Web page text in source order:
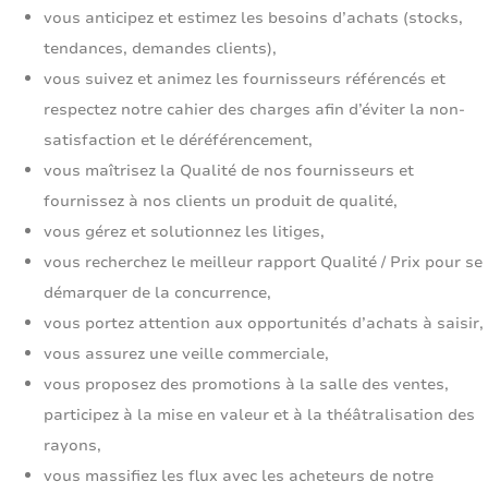
vous anticipez et estimez les besoins d’achats (stocks,
tendances, demandes clients),
vous suivez et animez les fournisseurs référencés et
respectez notre cahier des charges afin d’éviter la non-
satisfaction et le déréférencement,
vous maîtrisez la Qualité de nos fournisseurs et
fournissez à nos clients un produit de qualité,
vous gérez et solutionnez les litiges,
vous recherchez le meilleur rapport Qualité / Prix pour se
démarquer de la concurrence,
vous portez attention aux opportunités d’achats à saisir,
vous assurez une veille commerciale,
vous proposez des promotions à la salle des ventes,
participez à la mise en valeur et à la théâtralisation des
rayons,
vous massifiez les flux avec les acheteurs de notre